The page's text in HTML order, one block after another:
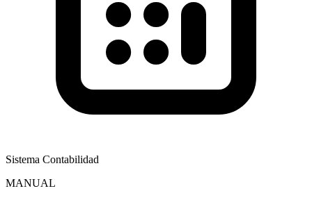
Sistema Contabilidad
MANUAL